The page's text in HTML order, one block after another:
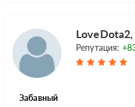
Репутация:
Забавный